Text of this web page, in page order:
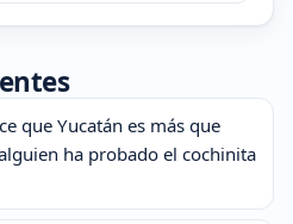
que Yucatán es más que
ha probado el cochinita